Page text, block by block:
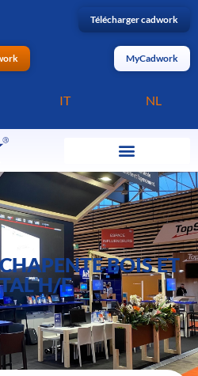
Télécharger cadwork
MyCadwork
IT NL
BOIS ET
H/F